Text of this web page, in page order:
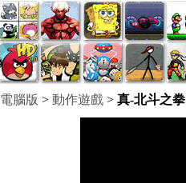
電腦版 > 動作遊戲 > 真-北斗之拳